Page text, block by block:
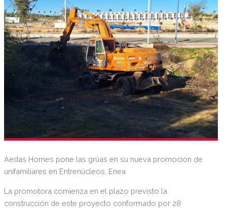
Aedas Homes pone las grúas en su nueva promoción de
unifamiliares en Entrenúcleos, Enea
La promotora comienza en el plazo previsto la
construcción de este proyecto conformado por 28